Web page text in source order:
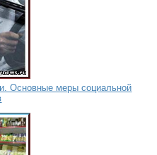
Основные меры социальной